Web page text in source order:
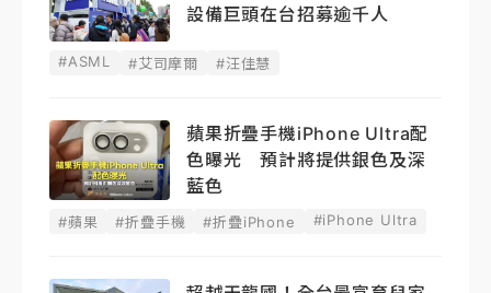
設備巨頭在台招募逾千人
#ASML #艾司摩爾 #汪佳慧
蘋果折疊手機iPhone Ultra配
色曝光 預計將提供銀色及深
藍色
#蘋果 #折疊手機 #折疊iPhone #iPhone Ultra